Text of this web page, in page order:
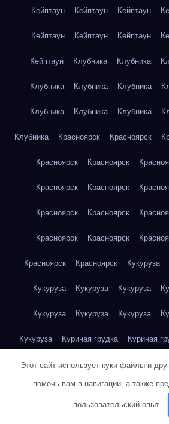
Кейптаун Кейптаун Кейптаун
Кейптаун Кейптаун Кейптаун
Кейптаун Клубника Клубника
Клубника Клубника Клубника
Клубника Клубника Клубника
Клубника Красноярск Красноярск
Красноярск Красноярск
Красноярск Красноярск
Красноярск Красноярск
Красноярск Красноярск
Красноярск Красноярск Кукуруза
Кукуруза Кукуруза Кукуруза
Кукуруза Кукуруза Кукуруза
Кукуруза Куриная грудка Куриная
Куриная грудка Куриная грудка
Куриная грудка
Этот сайт использует куки-файлы и
помочь вам в навигации, а также
пользовательский опыт.